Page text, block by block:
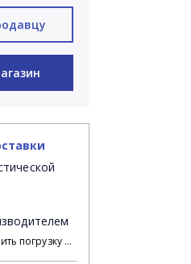
Мы можем осуществить погрузку продукции своими силами на Ваш личный транспорт либо на автомашину нанятой Вами транспортной компании; либо мы можем оказать услугу платной доставки на указанное Вами место доставки, при этом, разгрузку с автомашины в месте доставки осуществляет указанный Вами грузополучатель.